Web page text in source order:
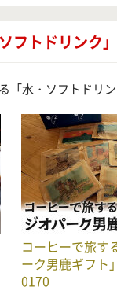
フトドリンク
「水・ソフトドリ
コーヒーで旅す
ーク男鹿ギフト
0170